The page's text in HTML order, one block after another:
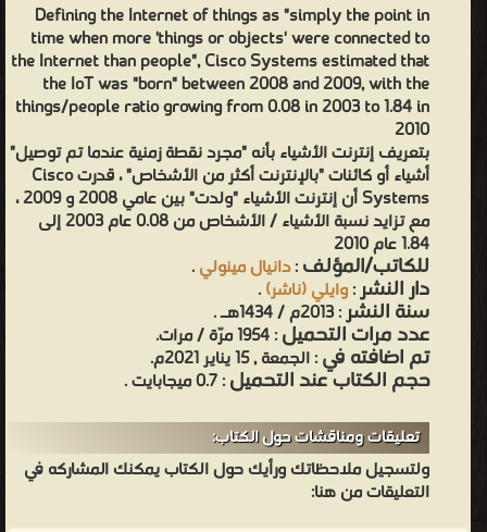
Defining the Internet of things as "simply the point in
time when more 'things or objects' were connected to
the Internet than people", Cisco Systems estimated that
the IoT was "born" between 2008 and 2009, with the
things/people ratio growing from 0.08 in 2003 to 1.84 in
2010
بتعريف إنترنت الأشياء بأنه "مجرد نقطة زمنية عندما تم توصيل"
أشياء أو كائنات "بالإنترنت أكثر من الأشخاص" ، قدرت Cisco
Systems أن إنترنت الأشياء "ولدت" بين عامي 2008 و 2009 ،
مع تزايد نسبة الأشياء / الأشخاص من 0.08 عام 2003 إلى
1.84 عام 2010
للكاتب/المؤلف:دانيال مينولي.
دار النشر:وايلي (ناشر).
سنة النشر: 2013م / 1434هـ .
عدد مرات التحميل: 1954 مرّة / مرات.
تم اضافته في: الجمعة , 15 يناير 2021م.
حجم الكتاب عند التحميل: 0.7 ميجابايت .
تعليقات ومناقشات حول الكتاب:
ولتسجيل ملاحظاتك ورأيك حول الكتاب يمكنك المشاركه في
التعليقات من هنا: